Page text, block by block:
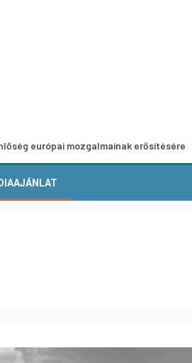
mozgalmainak erősítésére